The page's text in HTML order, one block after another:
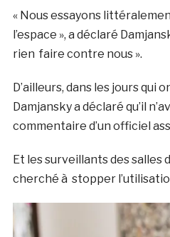
« Nous essayons
l’espace », a déclaré
rien faire contre nous ».
D’ailleurs, dans les jours qui
Damjansky a déclaré qu’il
commentaire d’un officiel
Et les surveillants des salles
cherché à stopper